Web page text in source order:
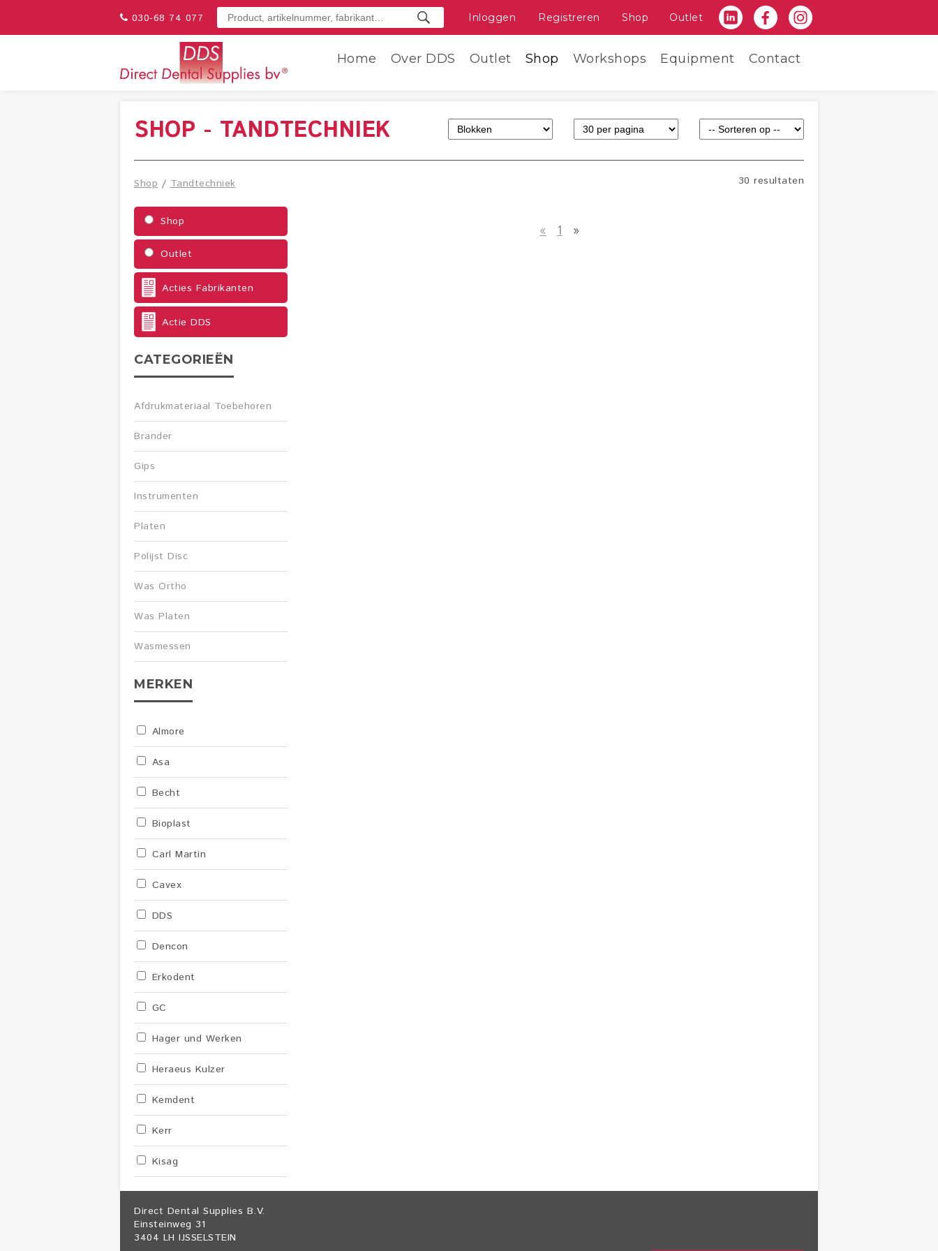
030-68 74 077 Inloggen Registreren Shop Outlet
Home Over DDS Outlet Shop Workshops Equipment Contact
SHOP - TANDTECHNIEK
30 resultaten
Shop /Tandtechniek
Shop
Outlet
Acties Fabrikanten
Actie DDS
CATEGORIEËN
Afdrukmateriaal Toebehoren
Brander
Gips
Instrumenten
Platen
Polijst Disc
Was Ortho
Was Platen
Wasmessen
MERKEN
Almore
Asa
Becht
Bioplast
Carl Martin
Cavex
DDS
Dencon
Erkodent
GC
Hager und Werken
Heraeus Kulzer
Kemdent
Kerr
Kisag
« 1 »
Direct Dental Supplies B.V.
Einsteinweg 31
3404 LH IJSSELSTEIN